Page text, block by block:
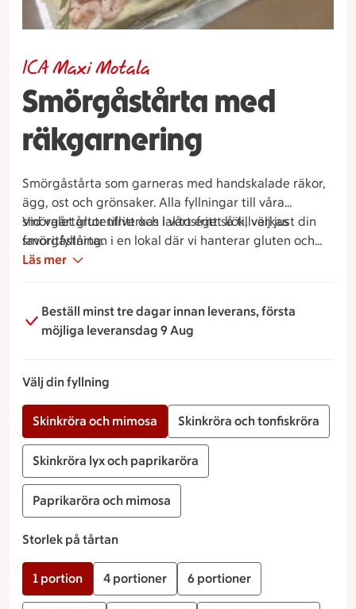
Smörgåstårta med
räkgarnering
ICA Maxi Motala
Smörgåstårta som garneras med handskalade räkor,
ägg, ost och grönsaker. Alla fyllningar till våra
smörgårtårtor tillverkas i vårt eget kök, välj just din
favoritfyllning.
Vid valet glutenfritt och laktosfritt så tillverkas
smörgåstårtan i en lokal där vi hanterar gluten och
laktos.
Läs mer
Beställ minst tre dagar innan leverans, första
möjliga leveransdag 9 Aug
Välj din fyllning
Skinkröra och mimosa Skinkröra och tonfiskröra
Skinkröra lyx och paprikaröra
Paprikaröra och mimosa
Storlek på tårtan
1 portion 4 portioner 6 portioner